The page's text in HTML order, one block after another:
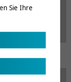
Sie Ihre